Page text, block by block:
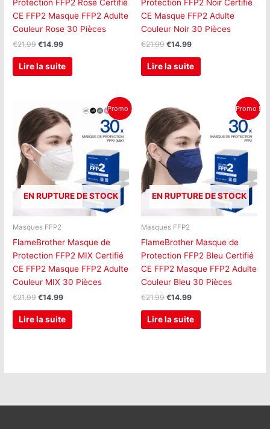
Protection FFP2 Rose Certifié
CE FFP2 Masque FFP2 Adulte
Couleur Rose 30 Pièces
€21.99 €14.99
Lire la suite
Protection FFP2 Noir Certifié
CE Masque FFP2 Adulte
Couleur Noir 30 Pièces
€21.99 €14.99
Lire la suite
Promo !
EN RUPTURE DE STOCK
Masques FFP2
FlameBrother Masque de
Protection FFP2 MIX Certifié
CE FFP2 Masque FFP2 Adulte
Couleur MIX 30 Pièces
€21.99
prix
initial
était :
€21.99.
€14.99
prix
actuel
est :
€14.99.
Lire la suite
Promo !
EN RUPTURE DE STOCK
Masques FFP2
FlameBrother Masque de
Protection FFP2 Bleu Certifié
CE FFP2 Masque FFP2 Adulte
Couleur Bleu 30 Pièces
€21.99
prix
initial
était :
€21.99.
€14.99
prix
actuel
est :
€14.99.
Lire la suite